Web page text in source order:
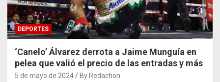
DEPORTES
‘Canelo’ Álvarez derrota a Jaime Munguía en
pelea que valió el precio de las entradas y más
5 de mayo de 2024 By Redaction